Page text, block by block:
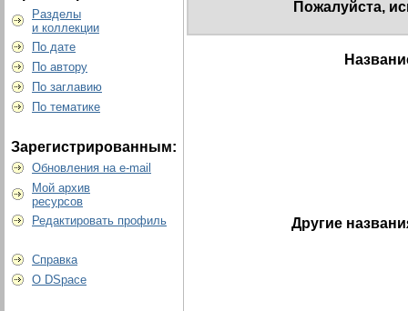
Разделы
и коллекции
По дате
По автору
По заглавию
По тематике
Зарегистрированным:
Обновления на e-mail
Мой архив
ресурсов
Редактировать профиль
Справка
О DSpace
Пожалуйста,
Другие